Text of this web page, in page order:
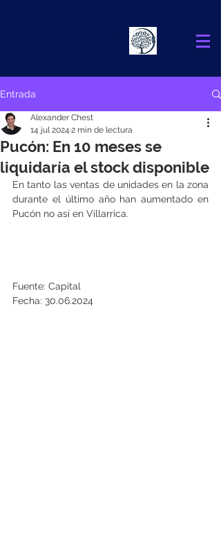
Entrada
Pucón: En 10 meses se
liquidaría el stock disponible
Alexander Chest
14 jul 2024 2 min de lectura
En tanto las ventas de unidades en la zona
durante el último año han aumentado en
Pucón no así en Villarrica.
Fuente: Capital
Fecha: 30.06.2024